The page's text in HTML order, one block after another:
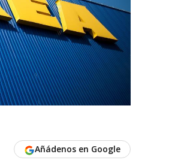
Añádenos en Google